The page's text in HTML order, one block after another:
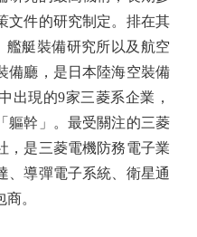
文件的研究制定。排在其
艇裝備研究所以及航空
備廳，是日本陸海空裝備
出現的9家三菱系企業，
軀幹」。最受關注的三菱
，是三菱電機防務電子業
、導彈電子系統、衛星通
。